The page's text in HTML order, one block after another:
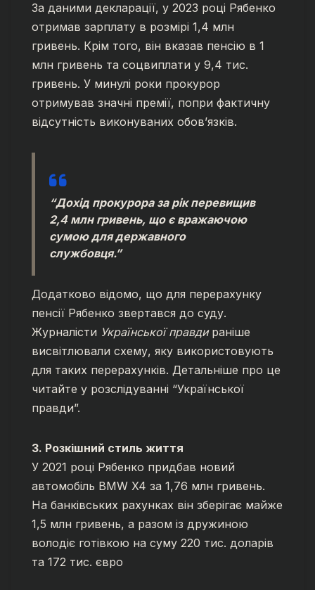
За даними декларації, у 2023 році Рябенко
отримав зарплату в розмірі 1,4 млн
гривень. Крім того, він вказав пенсію в 1
млн гривень та соцвиплати у 9,4 тис.
гривень. У минулі роки прокурор
отримував значні премії, попри фактичну
відсутність виконуваних обов’язків.
“Дохід прокурора за рік перевищив
2,4 млн гривень, що є вражаючою
сумою для державного
службовця.”
Додатково відомо, що для перерахунку
пенсії Рябенко звертався до суду.
Журналісти Української правдираніше
висвітлювали схему, яку використовують
для таких перерахунків. Детальніше про це
читайте у розслідуванні “Української
правди”.
3. Розкішний стиль життя
У 2021 році Рябенко придбав новий
автомобіль BMW X4 за 1,76 млн гривень.
На банківських рахунках він зберігає майже
1,5 млн гривень, а разом із дружиною
володіє готівкою на суму 220 тис. доларів
та 172 тис. євро